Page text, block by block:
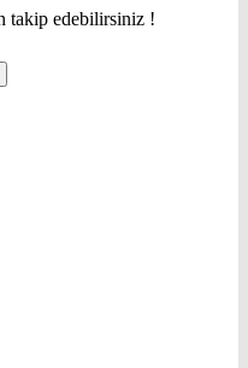
takip edebilirsiniz !